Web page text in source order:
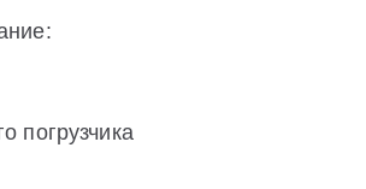
погрузчика